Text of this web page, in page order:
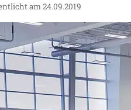
am 24.09.2019